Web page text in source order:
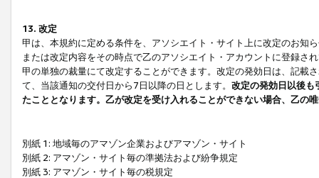
13. 改定
甲は、本規約に定める条件を、アソシエイト・サイト上に改定のお知
または改定内容をその時点で乙のアソシエイト・アカウントに登録さ
甲の単独の裁量にて改定することができます。改定の発効日は、記載
て、当該通知の交付日から7日以降の日とします。 改定の発効日以後も
たこととなります。乙が改定を受け入れることができない場合、乙の
別紙 1: 地域毎のアマゾン企業およびアマゾン・サイト
別紙 2: アマゾン・サイト毎の準拠法および紛争規定
別紙 3: アマゾン・サイト毎の税規定